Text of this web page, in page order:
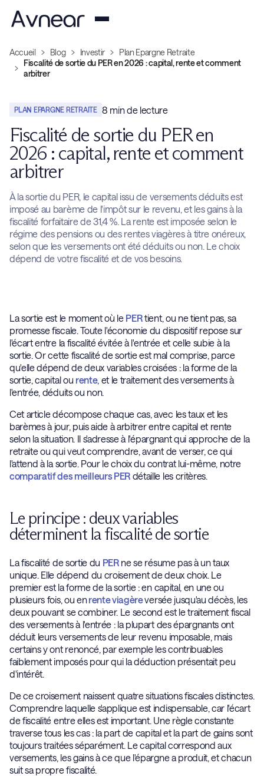
Accueil Blog Investir
Plan Epargne Retraite
Fiscalité de sortie du PER en 2026 : capital, rente et comment
arbitrer
PLAN EPARGNE RETRAITE 8 min de lecture
Fiscalité de sortie du PER en
2026 : capital, rente et comment
arbitrer
À la sortie du PER, le capital issu de versements déduits est
imposé au barème de l'impôt sur le revenu, et les gains à la
fiscalité forfaitaire de 31,4 %. La rente est imposée selon le
régime des pensions ou des rentes viagères à titre onéreux,
selon que les versements ont été déduits ou non. Le choix
dépend de votre fiscalité et de vos besoins.
La sortie est le moment où le PERtient, ou ne tient pas, sa
promesse fiscale. Toute l'économie du dispositif repose sur
l'écart entre la fiscalité évitée à l'entrée et celle subie à la
sortie. Or cette fiscalité de sortie est mal comprise, parce
qu'elle dépend de deux variables croisées : la forme de la
sortie, capital ou rente, et le traitement des versements à
l'entrée, déduits ou non.
Cet article décompose chaque cas, avec les taux et les
barèmes à jour, puis aide à arbitrer entre capital et rente
selon la situation. Il s'adresse à l'épargnant qui approche de la
retraite ou qui veut comprendre, avant de verser, ce qui
l'attend à la sortie. Pour le choix du contrat lui-même, notre
comparatif des meilleurs PER détaille les critères.
Le principe : deux variables
déterminent la fiscalité de sortie
La fiscalité de sortie du PERne se résume pas à un taux
unique. Elle dépend du croisement de deux choix. Le
premier est la forme de la sortie : en capital, en une ou
plusieurs fois, ou enrente viagèreversée jusqu'au décès, les
deux pouvant se combiner. Le second est le traitement fiscal
des versements à l'entrée : la plupart des épargnants ont
déduit leurs versements de leur revenu imposable, mais
certains y ont renoncé, par exemple les contribuables
faiblement imposés pour qui la déduction présentait peu
d'intérêt.
De ce croisement naissent quatre situations fiscales distinctes.
Comprendre laquelle s'applique est indispensable, car l'écart
de fiscalité entre elles est important. Une règle constante
traverse tous les cas : la part de capital et la part de gains sont
toujours traitées séparément. Le capital correspond aux
versements, les gains à ce que l'épargne a produit, et chacun
suit sa propre fiscalité.